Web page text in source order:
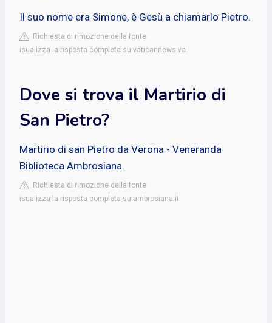
Il suo nome era Simone, è Gesù a chiamarlo Pietro.
Richiesta di rimozione della fonte
isualizza la risposta completa su vaticannews.va
Dove si trova il Martirio di
San Pietro?
Martirio di san Pietro da Verona - Veneranda
Biblioteca Ambrosiana.
Richiesta di rimozione della fonte
isualizza la risposta completa su ambrosiana.it